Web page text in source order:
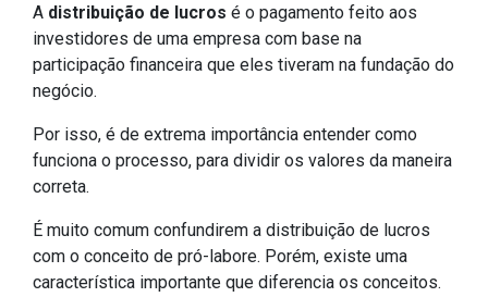
A distribuição de lucros é o pagamento feito aos
investidores de uma empresa com base na
participação financeira que eles tiveram na fundação do
negócio.
Por isso, é de extrema importância entender como
funciona o processo, para dividir os valores da maneira
correta.
É muito comum confundirem a distribuição de lucros
com o conceito de pró-labore. Porém, existe uma
característica importante que diferencia os conceitos.